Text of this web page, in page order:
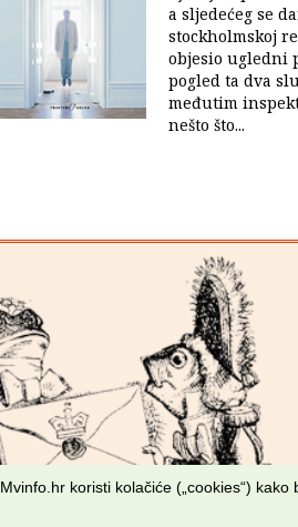
a sljedećeg se
stockholmskoj
objesio ugledni
pogled ta dva
međutim
nešto što...
Mvinfo.hr koristi kolačiće („cookies“)